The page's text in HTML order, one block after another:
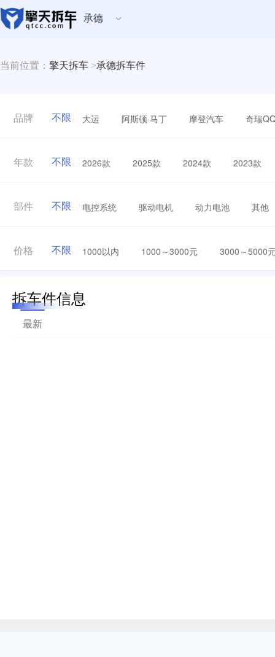
承德
当前位置： 擎天拆车 >承德拆车件
品牌 不限 大运 阿斯顿·马丁 摩登汽车 奇瑞
年款 不限 2026款 2025款 2024款 2023款
部件 不限 电控系统 驱动电机 动力电池 其他
价格 不限 1000以内 1000～3000元 3000～5000
拆车件信息
最新